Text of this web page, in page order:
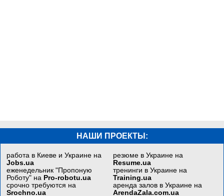
НАШИ ПРОЕКТЫ:
работа в Киеве и Украине на
Jobs.ua
еженедельник "Пропоную
Роботу" на Pro-robotu.ua
срочно требуются на
Srochno.ua
резюме в Украине на
Resume.ua
тренинги в Украине на
Training.ua
аренда залов в Украине на
ArendaZala.com.ua